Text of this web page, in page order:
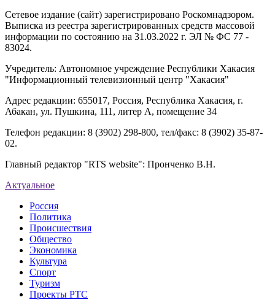
Сетевое издание (сайт) зарегистрировано Роскомнадзором.
Выписка из реестра зарегистрированных средств массовой
информации по состоянию на 31.03.2022 г. ЭЛ № ФС 77 -
83024.
Учредитель: Автономное учреждение Республики Хакасия
"Информационный телевизионный центр "Хакасия"
Адрес редакции: 655017, Россия, Республика Хакасия, г.
Абакан, ул. Пушкина, 111, литер А, помещение 34
Телефон редакции: 8 (3902) 298-800, тел/факс: 8 (3902) 35-87-
02.
Главный редактор "RTS website": Пронченко В.Н.
Актуальное
Россия
Политика
Происшествия
Общество
Экономика
Культура
Спорт
Туризм
Проекты РТС